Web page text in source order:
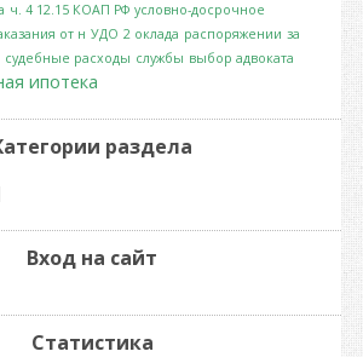
ч. 4 12.15 КОАП РФ условно-досрочное
от н УДО 2 оклада распоряжении за
судебные расходы службы выбор адвоката
ипотека
раздела
Вход на сайт
Статистика